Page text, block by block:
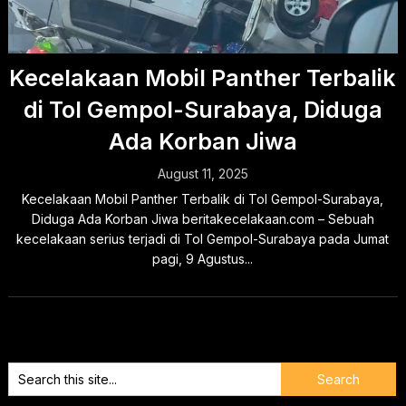
Kecelakaan Mobil Panther Terbalik
di Tol Gempol-Surabaya, Diduga
Ada Korban Jiwa
August 11, 2025
Kecelakaan Mobil Panther Terbalik di Tol Gempol-Surabaya,
Diduga Ada Korban Jiwa beritakecelakaan.com – Sebuah
kecelakaan serius terjadi di Tol Gempol-Surabaya pada Jumat
pagi, 9 Agustus...